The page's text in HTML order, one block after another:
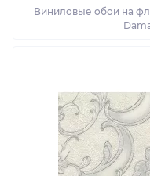
Виниловые обои на